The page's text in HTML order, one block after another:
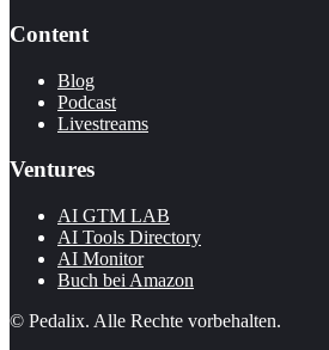
Content
Blog
Podcast
Livestreams
Ventures
AI GTM LAB
AI Tools Directory
AI Monitor
Buch bei Amazon
© Pedalix. Alle Rechte vorbehalten.